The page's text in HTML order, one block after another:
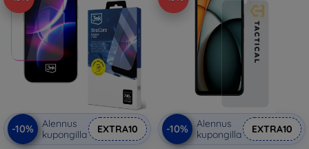
-10%
Alennus
kupongilla
EXTRA10 -10%
Alennus
kupongilla
EXTRA10